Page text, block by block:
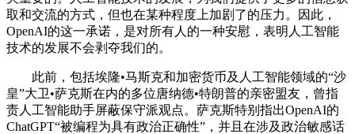
取和交流的方式，但也在某种程度上加剧了的压力。因此，
OpenAI的这一承诺，是对所有人的一种安慰，表明人工智能
技术的发展不会剥夺我们的。
此前，包括埃隆•马斯克和加密货币及人工智能领域的“沙
皇”大卫•萨克斯在内的多位唐纳德•特朗普的亲密盟友，曾指
责人工智能助手屏蔽保守派观点。萨克斯特别指出OpenAI的
ChatGPT“被编程为具有政治正确性”，并且在涉及政治敏感话